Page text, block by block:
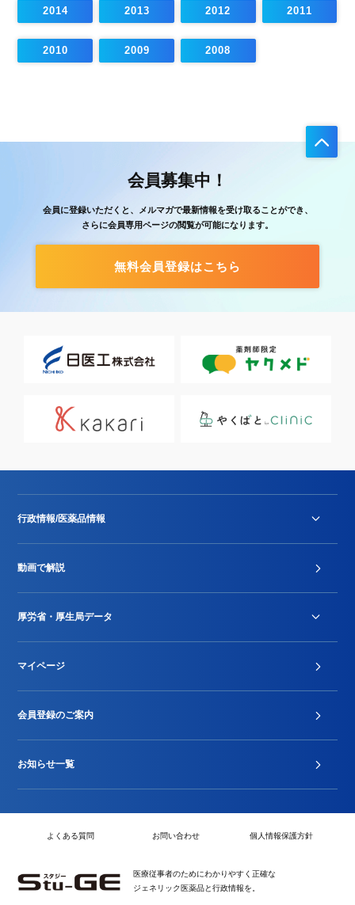
2014 2013 2012 2011
2010 2009 2008
会員募集中！
会員に登録いただくと、メルマガで最新情報を受け取ることができ、
さらに会員専用ページの閲覧が可能になります。
無料会員登録はこちら
行政情報/医薬品情報
Stu-GEレポート
動画で解説
厚労省・厚生局データ
2024年度新設項目届出状況
マイページ
会員登録のご案内
お知らせ一覧
よくある質問 お問い合わせ 個人情報保護方針
医療従事者のためにわかりやすく正確な
ジェネリック医薬品と行政情報を。